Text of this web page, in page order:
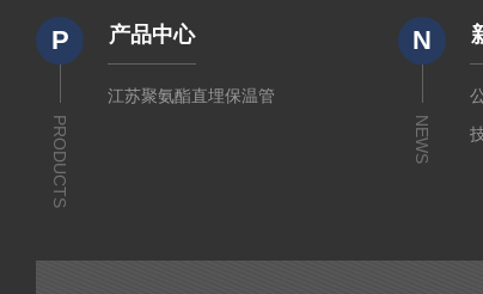
P
PRODUCTS
产品中心
江苏聚氨酯直埋保温管
N
NEWS